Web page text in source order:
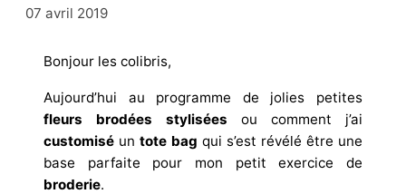
07 avril 2019
Bonjour les colibris,
Aujourd’hui au programme de jolies petites
fleurs brodées stylisées ou comment j’ai
customisé un tote bag qui s’est révélé être une
base parfaite pour mon petit exercice de
broderie.